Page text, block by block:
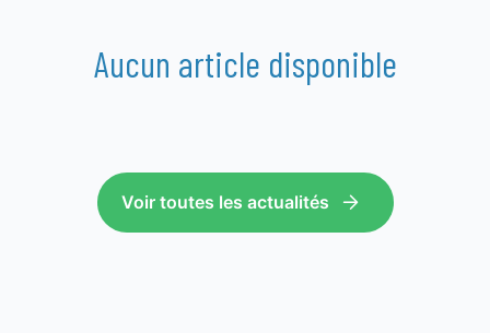
Aucun article disponible
Voir toutes les actualités